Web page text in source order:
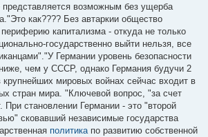
представляется возможным без ущерба
как???? Без автаркии общество
капитализма - откуда не только
государственно выйти нельзя, все
Германии уровень безопасности
чем у СССР, однако Германия будучи 2
мировых войнах сейчас входит в
стран мира. "Ключевой вопрос, "за счет
При становлении Германии - это "второй
сковавший независимые государства
политикапо развитию собственной